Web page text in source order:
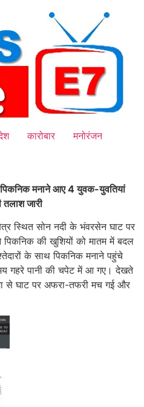
कारोबार
मनोरंजन
मनाने आए 4 युवक-युवतियां
जारी
स्थित सोन नदी के भंवरसेन घाट पर
पिकनिक की खुशियों को मातम में बदल
के साथ पिकनिक मनाने पहुंचे
गहरे पानी की चपेट में आ गए। देखते
से घाट पर अफरा-तफरी मच गई और